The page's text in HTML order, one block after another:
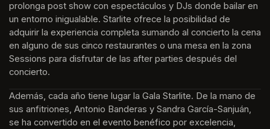
prolonga post show con espectáculos y DJs donde bailar en
un entorno inigualable. Starlite ofrece la posibilidad de
adquirir la experiencia completa sumando al concierto la cena
en alguno de sus cinco restaurantes o una mesa en la zona
Sessions para disfrutar de las after parties después del
concierto.
Además, cada año tiene lugar la Gala Starlite. De la mano de
sus anfitriones, Antonio Banderas y Sandra García-Sanjuán,
se ha convertido en el evento benéfico por excelencia,